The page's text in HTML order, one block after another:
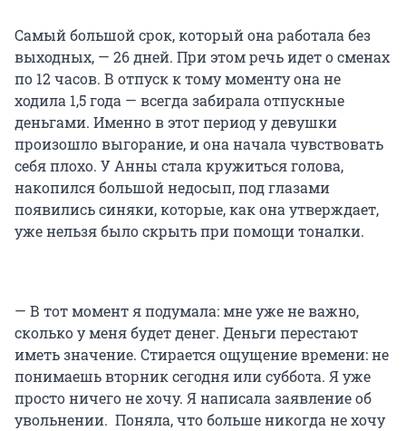
Самый большой срок, который она работала без
выходных, — 26 дней. При этом речь идет о сменах
по 12 часов. В отпуск к тому моменту она не
ходила 1,5 года — всегда забирала отпускные
деньгами. Именно в этот период у девушки
произошло выгорание, и она начала чувствовать
себя плохо. У Анны стала кружиться голова,
накопился большой недосып, под глазами
появились синяки, которые, как она утверждает,
уже нельзя было скрыть при помощи тоналки.
— В тот момент я подумала: мне уже не важно,
сколько у меня будет денег. Деньги перестают
иметь значение. Стирается ощущение времени: не
понимаешь вторник сегодня или суббота. Я уже
просто ничего не хочу. Я написала заявление об
увольнении. Поняла, что больше никогда не хочу